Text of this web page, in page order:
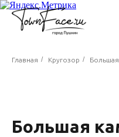
Главная / Кругозор /
Большая